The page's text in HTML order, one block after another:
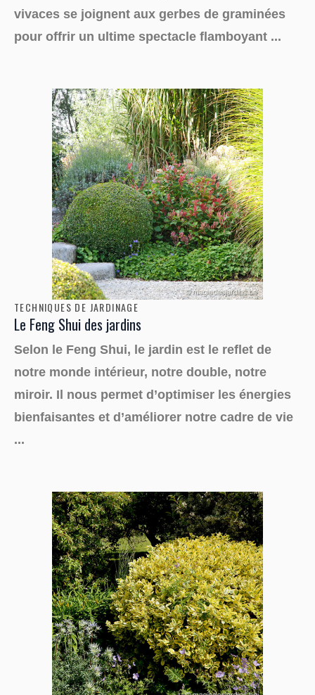
vivaces se joignent aux gerbes de graminées
pour offrir un ultime spectacle flamboyant ...
TECHNIQUES DE JARDINAGE
Le Feng Shui des jardins
Selon le Feng Shui, le jardin est le reflet de
notre monde intérieur, notre double, notre
miroir. Il nous permet d’optimiser les énergies
bienfaisantes et d’améliorer notre cadre de vie
...